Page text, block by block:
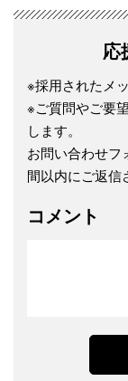
応
※採用されたメ
※ご質問やご要
します。
お問い合わせフ
間以内にご返信
コメント